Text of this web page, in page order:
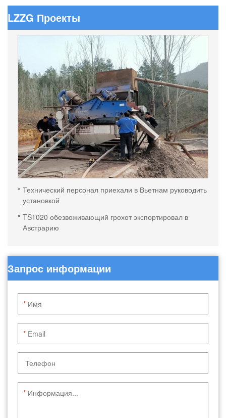
LZZG Проекты
Технический персонал приехали в Вьетнам руководить
установкой
TS1020 обезвоживающий грохот экспортировал в
Австрарию
Запрос информации
*
*
*